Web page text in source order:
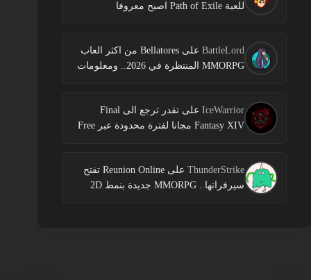
للعبة Path of Exile اصبح معروفا
BattleLord على
Bellatores من اكثر العاب
MMORPG المنتظرة في 2026.. ومعلومات
IceWarrior على
تقدر ترجع الى Final
Fantasy XIV مجانا لفترة محدودة عبر Free
ThunderStrike على
Reunion Online تفتح
سيرفراتها.. MMORPG جديدة بنمط 2D